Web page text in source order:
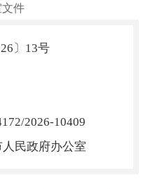
件
〕13号
2026-10409
民政府办公室